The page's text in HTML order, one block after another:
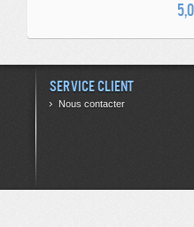
Service client
Nous contacter